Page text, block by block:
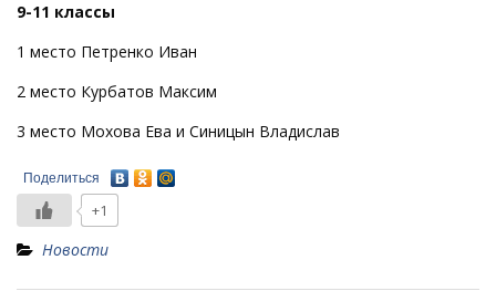
9-11 классы
1 место Петренко Иван
2 место Курбатов Максим
3 место Мохова Ева и Синицын Владислав
Поделиться
+1
Новости